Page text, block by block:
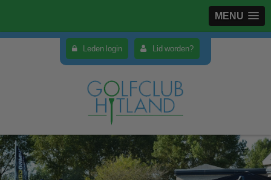
MENU
Leden login Lid worden?